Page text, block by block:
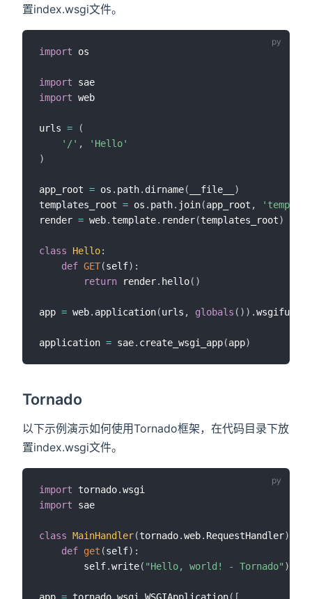
置index.wsgi文件。
import os
import
import web
urls =
(
'/' ,
'Hello'
)
app_root = os . path. dirname( __file__
)
templates_root = os . path. join(app_root ,
render = web. template. render(templates_root)
class Hello:
def GET(self) :
return render. hello( )
app = web. application(urls , globals ( ) ) .wsgifunc
application = sae. create_wsgi_app(app)
Tornado
以下示例演示如何使用Tornado框架，在代码目录下放
置index.wsgi文件。
import tornado.
import sae
class MainHandler(tornado.web. RequestHandler)
def get (self) :
        self
.write( "Hello, world! - Tornado" )